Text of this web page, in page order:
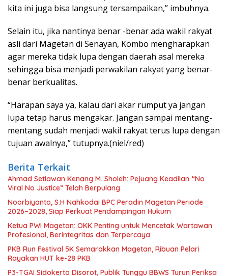
kita ini juga bisa langsung tersampaikan,” imbuhnya.
Selain itu, jika nantinya benar -benar ada wakil rakyat
asli dari Magetan di Senayan, Kombo mengharapkan
agar mereka tidak lupa dengan daerah asal mereka
sehingga bisa menjadi perwakilan rakyat yang benar-
benar berkualitas.
“Harapan saya ya, kalau dari akar rumput ya jangan
lupa tetap harus mengakar. Jangan sampai mentang-
mentang sudah menjadi wakil rakyat terus lupa dengan
tujuan awalnya,” tutupnya.(niel/red)
Berita Terkait
Ahmad Setiawan Kenang M. Sholeh: Pejuang Keadilan “No
Viral No Justice” Telah Berpulang
Noorbiyanto, S.H Nahkodai BPC Peradin Magetan Periode
2026–2028, Siap Perkuat Pendampingan Hukum
Ketua PWI Magetan: OKK Penting untuk Mencetak Wartawan
Profesional, Berintegritas dan Terpercaya
PKB Run Festival 5K Semarakkan Magetan, Ribuan Pelari
Rayakan HUT ke-28 PKB
P3-TGAI Sidokerto Disorot, Publik Tunggu BBWS Turun Periksa